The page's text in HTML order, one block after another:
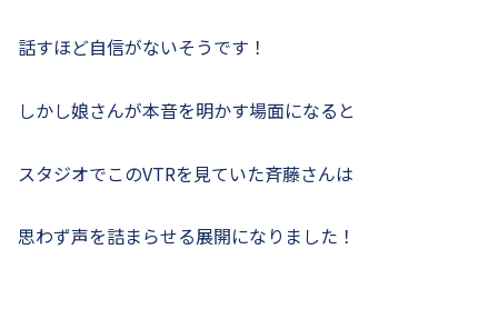
話すほど自信がないそうです！
しかし娘さんが本音を明かす場面になると
スタジオでこのVTRを見ていた斉藤さんは
思わず声を詰まらせる展開になりました！